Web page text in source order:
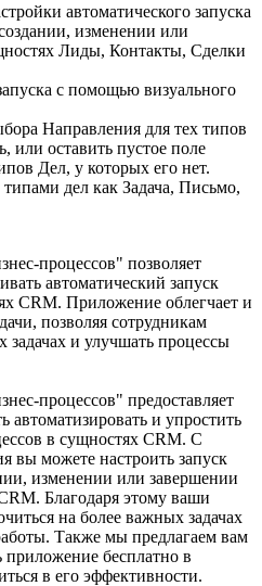
автоматического запуска
изменении или
Лиды, Контакты, Сделки
с помощью визуального
Направления для тех типов
или оставить пустое поле
Дел, у которых его нет.
дел как Задача, Письмо,
процессов" позволяет
автоматический запуск
CRM. Приложение облегчает и
позволяя сотрудникам
задачах и улучшать процессы
процессов" предоставляет
и упростить
в сущностях CRM. С
можете настроить запуск
изменении или завершении
Благодаря этому ваши
на более важных задачах
Также мы предлагаем вам
приложение бесплатно в
в его эффективности.